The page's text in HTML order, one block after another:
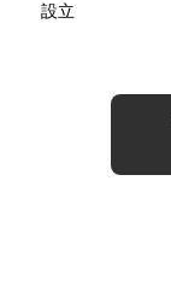
設立